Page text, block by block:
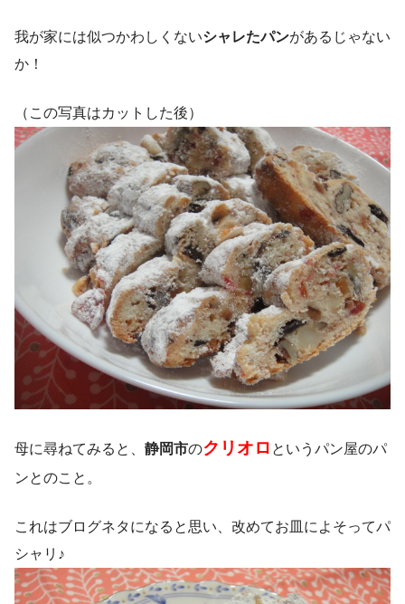
我が家には似つかわしくないシャレたパンがあるじゃない
か！
（この写真はカットした後）
母に尋ねてみると、 静岡市のクリオロ というパン屋のパ
ンとのこと。
これはブログネタになると思い、改めてお皿によそってパ
シャリ♪